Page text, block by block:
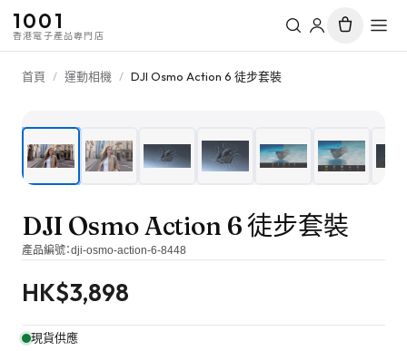
1001
香港電子產品專門店
首頁 / 運動相機 / DJI Osmo Action 6 徒步套裝
DJI Osmo Action 6 徒步套裝
產品編號：dji-osmo-action-6-8448
HK$3,898
現貨供應